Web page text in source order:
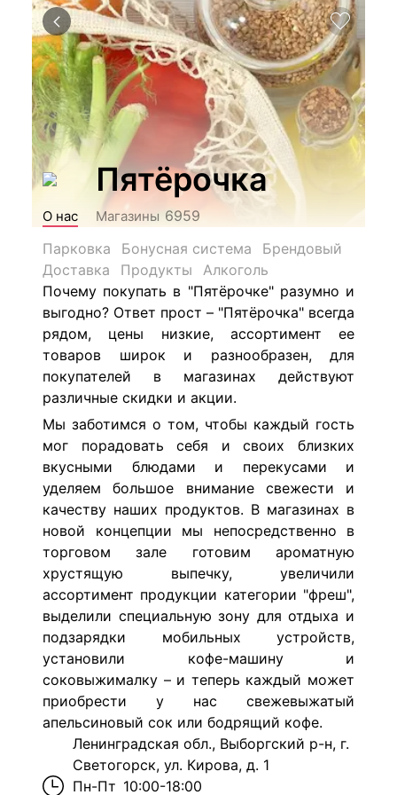
Пятёрочка
О нас Магазины 6959
Парковка
Бонусная система
Брендовый
Доставка
Продукты
Алкоголь
Почему покупать в "Пятёрочке" разумно и
выгодно? Ответ прост – "Пятёрочка" всегда
рядом, цены низкие, ассортимент ее
товаров широк и разнообразен, для
покупателей в магазинах действуют
различные скидки и акции.
Мы заботимся о том, чтобы каждый гость
мог порадовать себя и своих близких
вкусными блюдами и перекусами и
уделяем большое внимание свежести и
качеству наших продуктов. В магазинах в
новой концепции мы непосредственно в
торговом зале готовим ароматную
хрустящую выпечку, увеличили
ассортимент продукции категории "фреш",
выделили специальную зону для отдыха и
подзарядки мобильных устройств,
установили кофе-машину и
соковыжималку – и теперь каждый может
приобрести у нас свежевыжатый
апельсиновый сок или бодрящий кофе.
Ленинградская обл., Выборгский р-н, г.
Светогорск, ул. Кирова, д. 1
Пн-Пт 10:00-18:00